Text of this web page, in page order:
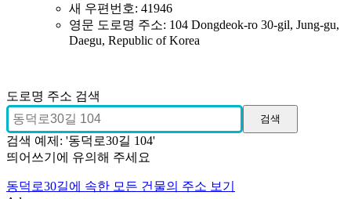
새 우편번호: 41946
영문 도로명 주소: 104 Dongdeok-ro 30-gil, Jung-gu,
Daegu, Republic of Korea
도로명 주소 검색
검색 예제: '동덕로30길 104'
띄어쓰기에 유의해 주세요
동덕로30길에 속한 모든 건물의 주소 보기